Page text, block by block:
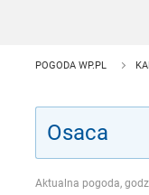
POGODA WP.PL
Aktualna pogoda,